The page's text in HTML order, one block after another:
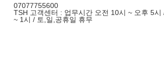
07077755600
TSH 고객센터 : 업무시간 오전 10시 ~ 오후 5시
~ 1시 / 토,일,공휴일 휴무